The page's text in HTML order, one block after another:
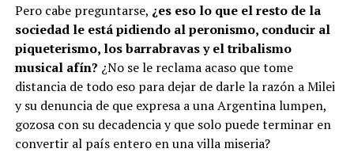
Pero cabe preguntarse, ¿es eso lo que el resto de la
sociedad le está pidiendo al peronismo, conducir al
piqueterismo, los barrabravas y el tribalismo
musical afín? ¿No se le reclama acaso que tome
distancia de todo eso para dejar de darle la razón a Milei
y su denuncia de que expresa a una Argentina lumpen,
gozosa con su decadencia y que solo puede terminar en
convertir al país entero en una villa miseria?